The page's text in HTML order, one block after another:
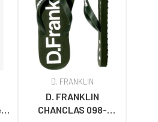
D. FRANKLIN
D. FRANKLIN
CHANCLAS 098-